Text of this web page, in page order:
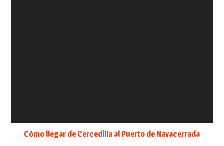
Cómo llegar de Cercedilla al Puerto de Navacerrada